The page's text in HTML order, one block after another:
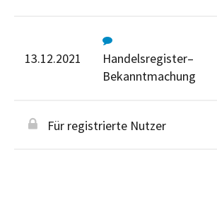
13.12.2021
Handelsregister–
Bekanntmachung
Für registrierte Nutzer